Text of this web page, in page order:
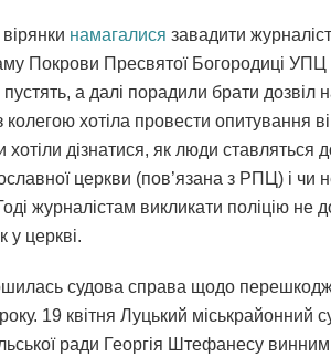
намагалися завадити
Покрови Пресвятої Богородиці
а далі порадили брати дозвіл
колегою хотіла провести опитування
хотіли дізнатися, як люди ставляться
церкви (пов’язана з РПЦ) і
журналістам викликати поліцію
у церкві.
судова справа щодо
19 квітня Луцький міськрайонний
ради Георгія Штефанесу